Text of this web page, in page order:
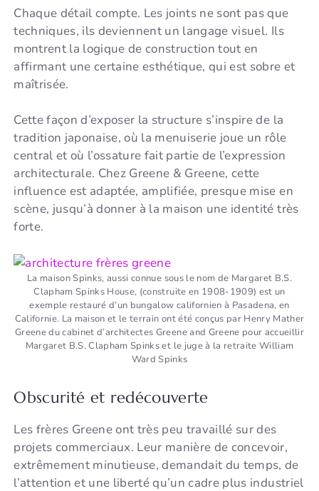
Chaque détail compte. Les joints ne sont pas que
techniques, ils deviennent un langage visuel. Ils
montrent la logique de construction tout en
affirmant une certaine esthétique, qui est sobre et
maîtrisée.
Cette façon d’exposer la structure s’inspire de la
tradition japonaise, où la menuiserie joue un rôle
central et où l’ossature fait partie de l’expression
architecturale. Chez Greene & Greene, cette
influence est adaptée, amplifiée, presque mise en
scène, jusqu’à donner à la maison une identité très
forte.
La maison Spinks, aussi connue sous le nom de Margaret B.S.
Clapham Spinks House, (construite en 1908-1909) est un
exemple restauré d’un bungalow californien à Pasadena, en
Californie. La maison et le terrain ont été conçus par Henry Mather
Greene du cabinet d’architectes Greene and Greene pour accueillir
Margaret B.S. Clapham Spinks et le juge à la retraite William
Ward Spinks
Obscurité et redécouverte
Les frères Greene ont très peu travaillé sur des
projets commerciaux. Leur manière de concevoir,
extrêmement minutieuse, demandait du temps, de
l’attention et une liberté qu’un cadre plus industriel